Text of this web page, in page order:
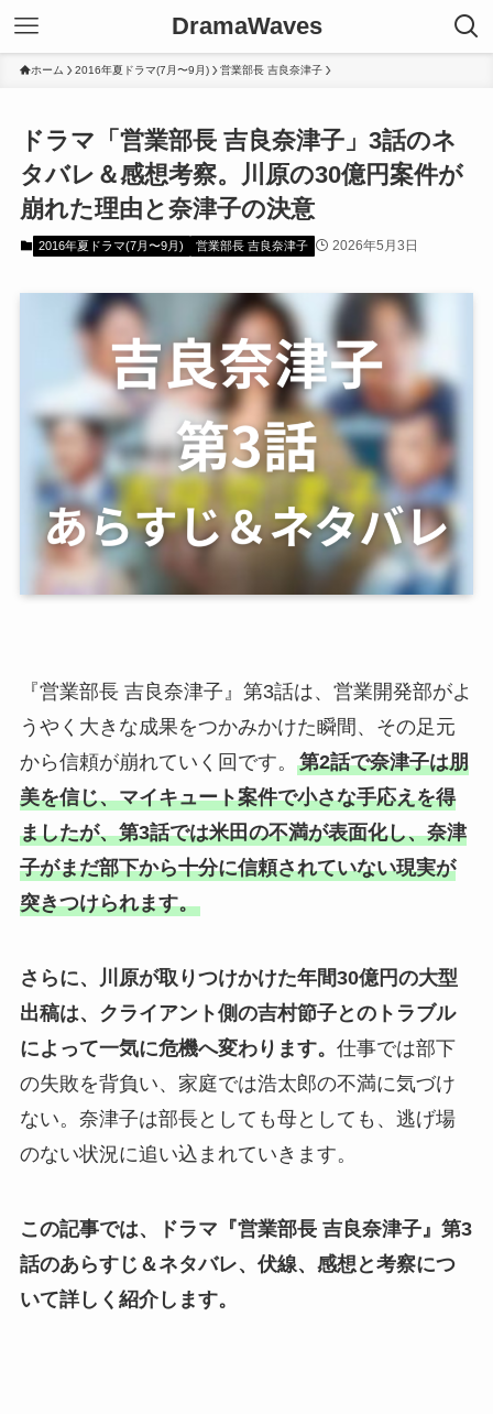
DramaWaves
ホーム 2016年夏ドラマ(7月〜9月) 営業部長 吉良奈津子
ドラマ「営業部長 吉良奈津子」3話のネ
タバレ＆感想考察。川原の30億円案件が
崩れた理由と奈津子の決意
2016年夏ドラマ(7月〜9月) 営業部長 吉良奈津子 2026年5月3日
『営業部長 吉良奈津子』第3話は、営業開発部がよ
うやく大きな成果をつかみかけた瞬間、その足元
から信頼が崩れていく回です。 第2話で奈津子は朋
美を信じ、マイキュート案件で小さな手応えを得
ましたが、第3話では米田の不満が表面化し、奈津
子がまだ部下から十分に信頼されていない現実が
突きつけられます。
さらに、川原が取りつけかけた年間30億円の大型
出稿は、クライアント側の吉村節子とのトラブル
によって一気に危機へ変わります。 仕事では部下
の失敗を背負い、家庭では浩太郎の不満に気づけ
ない。奈津子は部長としても母としても、逃げ場
のない状況に追い込まれていきます。
この記事では、ドラマ『営業部長 吉良奈津子』第3
話のあらすじ＆ネタバレ、伏線、感想と考察につ
いて詳しく紹介します。